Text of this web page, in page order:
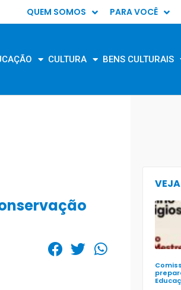
QUEM SOMOS PARA VOCÊ
CULTURA BENS CULTURAIS